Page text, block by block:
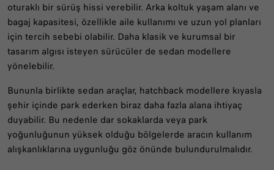
oturaklı bir sürüş hissi verebilir. Arka koltuk yaşam alanı ve
bagaj kapasitesi, özellikle aile kullanımı ve uzun yol planları
için tercih sebebi olabilir. Daha klasik ve kurumsal bir
tasarım algısı isteyen sürücüler de sedan modellere
yönelebilir.
Bununla birlikte sedan araçlar, hatchback modellere kıyasla
şehir içinde park ederken biraz daha fazla alana ihtiyaç
duyabilir. Bu nedenle dar sokaklarda veya park
yoğunluğunun yüksek olduğu bölgelerde aracın kullanım
alışkanlıklarına uygunluğu göz önünde bulundurulmalıdır.